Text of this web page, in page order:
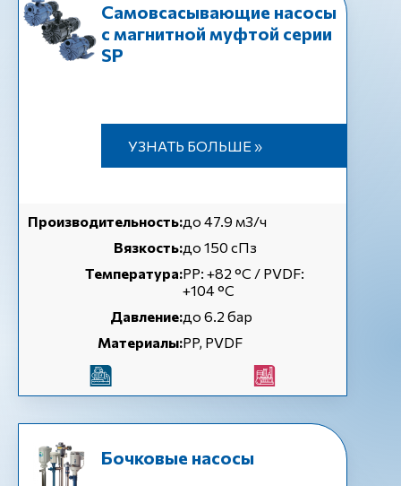
Самовсасывающие насосы
с магнитной муфтой серии
SP
УЗНАТЬ БОЛЬШЕ »
Производительность:до 47.9 м3/ч
Вязкость:до 150 сПз
Температура:РР: +82 °С / PVDF:
+104 °С
Давление:до 6.2 бар
Материалы:PP, PVDF
Бочковые насосы